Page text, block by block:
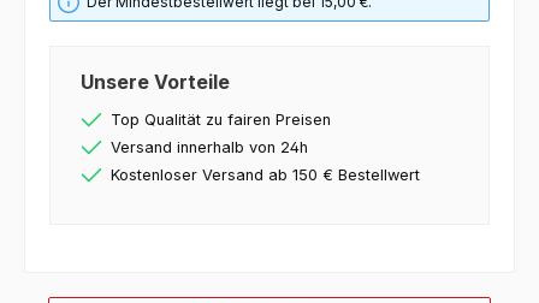
Unsere Vorteile
Top Qualität zu fairen Preisen
Versand innerhalb von 24h
Kostenloser Versand ab 150 € Bestellwert